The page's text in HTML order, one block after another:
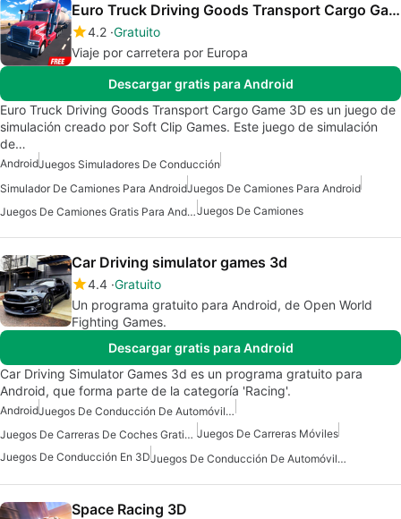
Euro Truck Driving Goods Transport Cargo Game 3D
4.2 Gratuito
Viaje por carretera por Europa
Descargar gratis para Android
Euro Truck Driving Goods Transport Cargo Game 3D es un juego de
simulación creado por Soft Clip Games. Este juego de simulación
de…
AndroidJuegos Simuladores De Conducción
Simulador De Camiones Para AndroidJuegos De Camiones Para Android
Juegos De Camiones Gratis Para AndroidJuegos De Camiones
Car Driving simulator games 3d
4.4 Gratuito
Un programa gratuito para Android, de Open World
Fighting Games.
Descargar gratis para Android
Car Driving Simulator Games 3d es un programa gratuito para
Android, que forma parte de la categoría 'Racing'.
Android
Juegos De Conducción De Automóviles Gratis
Juegos De Carreras De Coches Gratis Para Android Juegos De Carreras Móviles
Juegos De Conducción En 3D
Juegos De Conducción De Automóviles Para Android
Space Racing 3D